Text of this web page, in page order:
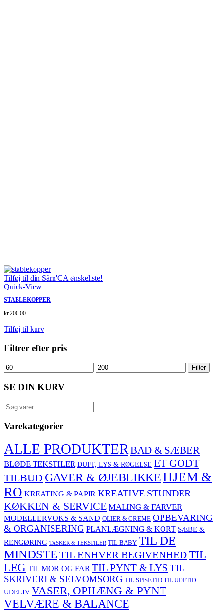
Tilføj til din Sårn'CA ønskeliste!
Quick-View
STABLEKOPPER
kr.200.00
Tilføj til kurv
Filtrer efter pris
Mindste
pris
Højeste
pris
Filter
SE DIN KURV
Søg
efter:
Varekategorier
ALLE PRODUKTER BAD & SÆBER
BLØDE TEKSTILER DUFT, LYS & RØGELSE ET GODT
TILBUD GAVER & ØJEBLIKKEHJEM &
RO KREATING & PAPIR KREATIVE STUNDER
KØKKEN & SERVICE MALING & FARVER
MODELLERVOKS & SAND OLIER & CREME OPBEVARING
& ORGANISERING PLANLÆGNING & KORT SÆBE &
RENGØRING TASKER & TEKSTILER TIL BABY TIL DE
MINDSTE TIL ENHVER BEGIVENHEDTIL
LEG TIL MOR OG FAR TIL PYNT & LYS TIL
SKRIVERI & SELVOMSORG TIL SPISETID TIL UDETID
UDELIV VASER, OPHÆNG & PYNT
VELVÆRE & BALANCE